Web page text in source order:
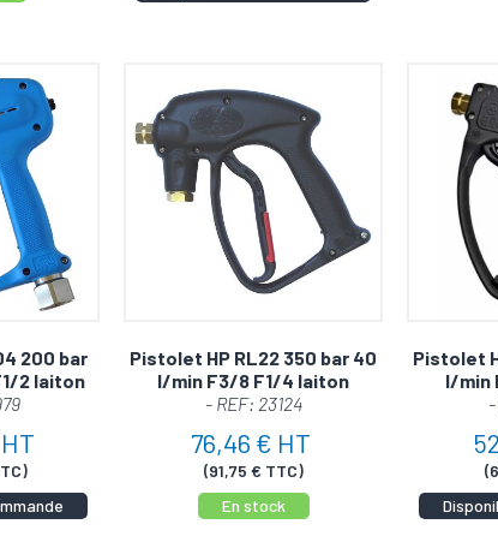
200 bar
2 laiton
Pistolet HP RL22 350 bar 40
l/min F3/8 F1/4 laiton
- REF: 23124
76,46 € HT
(91,75 € TTC)
En stock
Pistolet
l/min